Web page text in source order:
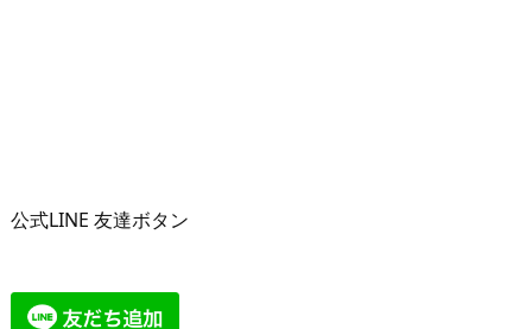
公式LINE 友達ボタン